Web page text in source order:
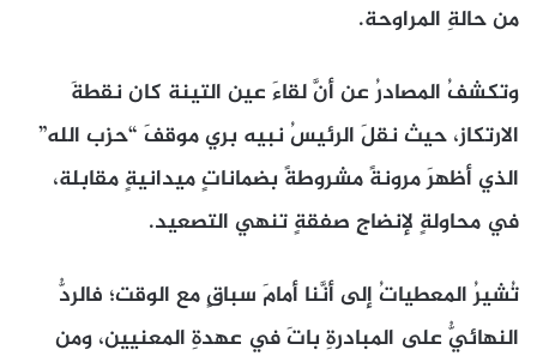
من حالةِ المراوحة.
وتكشفُ المصادرُ عن أنَّ لقاءَ عين التينة كان نقطةَ
الارتكاز، حيث نقلَ الرئيسُ نبيه بري موقفَ “حزب الله”
الذي أظهرَ مرونةً مشروطةً بضماناتٍ ميدانيةٍ مقابلة،
في محاولةٍ لإنضاجِ صفقةٍ تنهي التصعيد.
تُشيرُ المعطياتُ إلى أنَّنا أمامَ سباقٍ مع الوقت؛ فالردُّ
النهائيُّ على المبادرةِ باتَ في عهدةِ المعنيين، ومن